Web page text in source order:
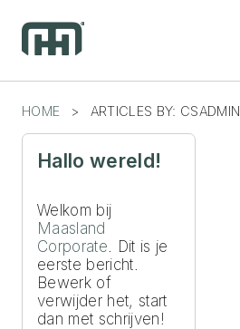
content
HOME > ARTICLES BY: CSADMIN
Hallo wereld!
Welkom bij
Maasland
Corporate. Dit is je
eerste bericht.
Bewerk of
verwijder het, start
dan met schrijven!